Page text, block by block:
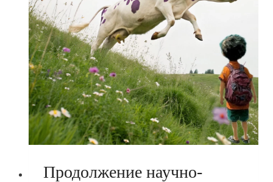
Продолжение научно-